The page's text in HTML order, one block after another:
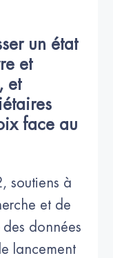
un état
et
et
face au
soutiens à
et de
données
lancement